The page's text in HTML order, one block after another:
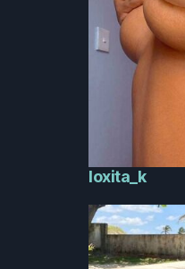
loxita_k